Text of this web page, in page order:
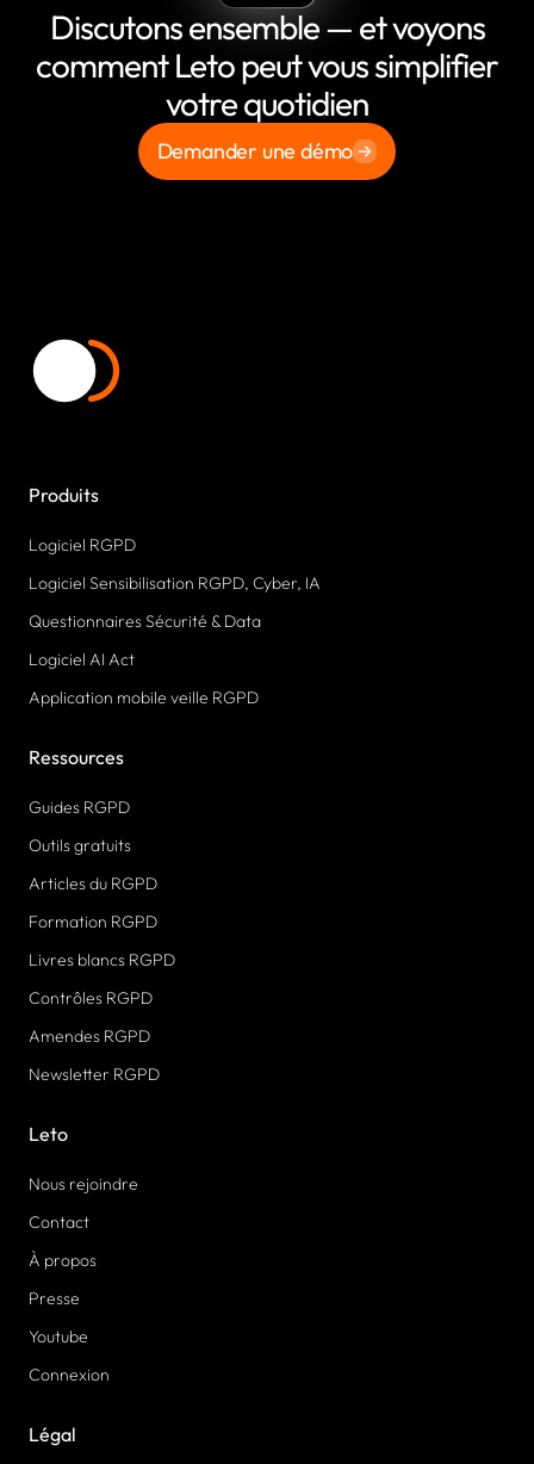
Discutons ensemble — et voyons
comment Leto peut vous simplifier
votre quotidien
Demander une démo
Produits
Logiciel RGPD
Logiciel Sensibilisation RGPD, Cyber, IA
Questionnaires Sécurité & Data
Logiciel AI Act
Application mobile veille RGPD
Ressources
Guides RGPD
Outils gratuits
Articles du RGPD
Formation RGPD
Livres blancs RGPD
Contrôles RGPD
Amendes RGPD
Newsletter RGPD
Leto
Nous rejoindre
Contact
À propos
Presse
Youtube
Connexion
Légal